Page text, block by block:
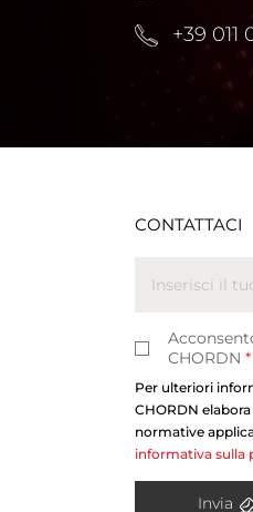
+39 011
CONTATTACI
CHORDN *
Per ulteriori
CHORDN
normative
informativa sulla
Invia